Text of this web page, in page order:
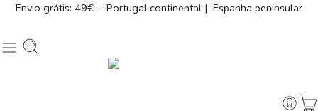
Envio grátis: 49€ - Portugal continental | Espanha peninsular